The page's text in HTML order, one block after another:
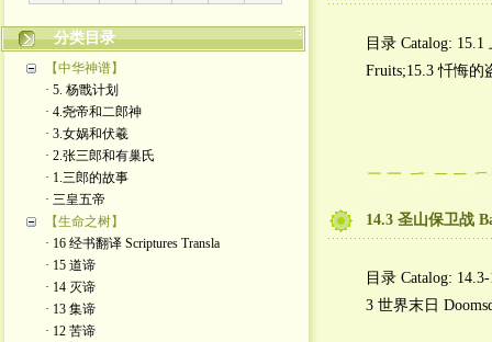
分类目录
【中华神谱】
· 5. 杨戬计划
· 4.尧帝和二郎神
· 3.女娲和伏羲
· 2.张三郎和有巢氏
· 1.三郎的故事
· 三皇五帝
【生命之树】
· 16 经书翻译 Scriptures Transla
· 15 道谛
· 14 灭谛
· 13 集谛
· 12 苦谛
目录 Catalog:
Fruits;15.3 忏悔的
14.3 圣山保卫战
目录 Catalog:
3 世界末日